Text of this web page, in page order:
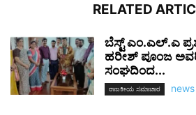
RELATED
ಬೆಸ್ಟ್ ಎಂ.ಎಲ್.ಎ
ಹರೀಶ್ ಪೂಂಜ
ಸಂಘದಿಂದ...
ರಾಜಕೀಯ ಸಮಾಚಾರ